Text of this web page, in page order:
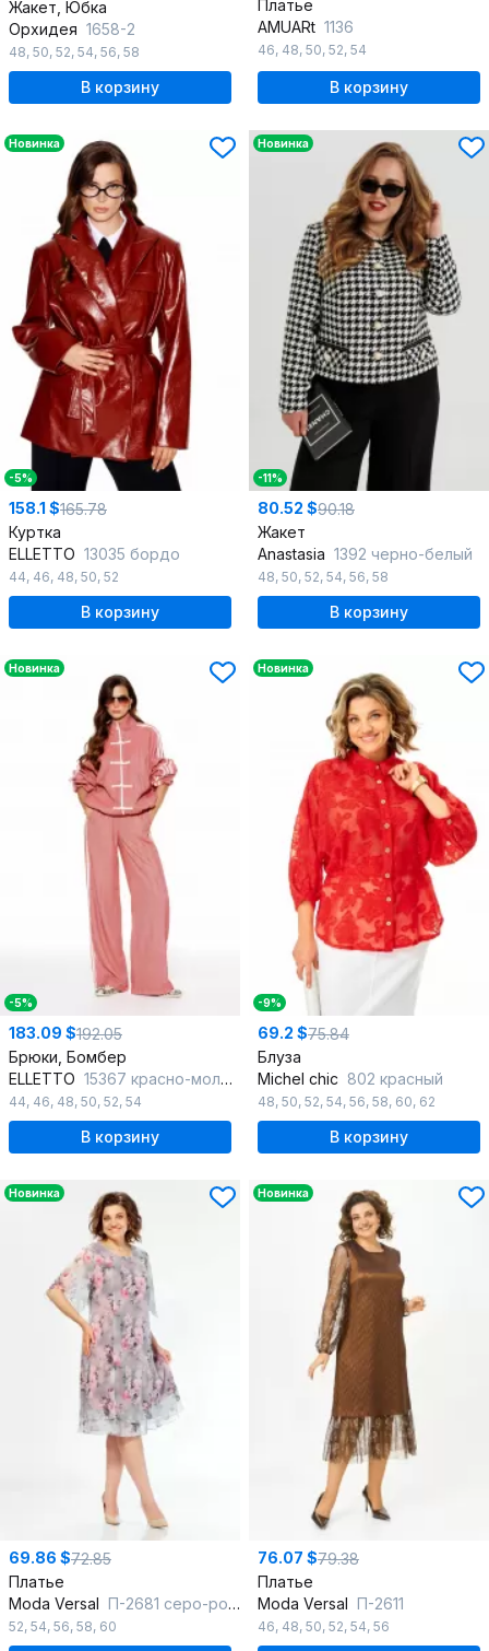
Жакет, Юбка
Орхидея 1658-2
48, 50, 52, 54, 56, 58
В корзину
Платье
AMUARt 1136
46, 48, 50, 52, 54
В корзину
Новинка
-5%
158.1 $165.78
Куртка
ELLETTO 13035 бордо
44, 46, 48, 50, 52
В корзину
Новинка
-11%
80.52 $90.18
Жакет
Anastasia 1392 черно-белый
48, 50, 52, 54, 56, 58
В корзину
Новинка
-5%
183.09 $192.05
Брюки, Бомбер
ELLETTO 15367 красно-молочный
44, 46, 48, 50, 52, 54
В корзину
Новинка
-9%
69.2 $75.84
Блуза
Michel chic 802 красный
48, 50, 52, 54, 56, 58, 60, 62
В корзину
Новинка
69.86 $72.85
Платье
Moda Versal П-2681 серо-розовый
52, 54, 56, 58, 60
Новинка
76.07 $79.38
Платье
Moda Versal П-2611
46, 48, 50, 52, 54, 56